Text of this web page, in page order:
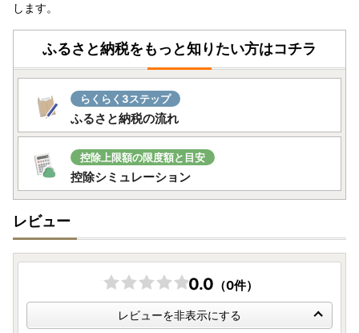
します。
ふるさと納税をもっと知りたい方はコチラ
らくらく3ステップ
ふるさと納税の流れ
控除上限額の限度額と目安
控除シミュレーション
レビュー
0.0 （0件）
レビューを非表示にする